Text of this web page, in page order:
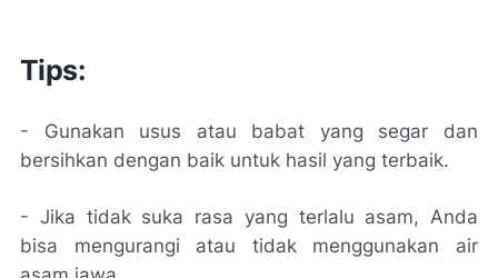
Tips:
- Gunakan usus atau babat yang segar dan
bersihkan dengan baik untuk hasil yang terbaik.
- Jika tidak suka rasa yang terlalu asam, Anda
bisa mengurangi atau tidak menggunakan air